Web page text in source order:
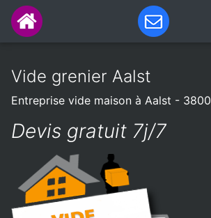
Vide grenier Aalst
Entreprise vide maison à Aalst - 3800
Devis gratuit 7j/7